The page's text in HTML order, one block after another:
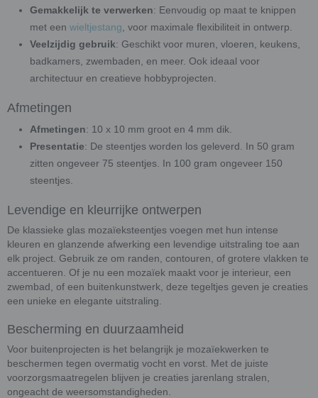
Gemakkelijk te verwerken: Eenvoudig op maat te knippen
met een wieltjestang , voor maximale flexibiliteit in ontwerp.
Veelzijdig gebruik: Geschikt voor muren, vloeren, keukens,
badkamers, zwembaden, en meer. Ook ideaal voor
architectuur en creatieve hobbyprojecten.
Afmetingen
Afmetingen: 10 x 10 mm groot en 4 mm dik.
Presentatie: De steentjes worden los geleverd. In 50 gram
zitten ongeveer 75 steentjes. In 100 gram ongeveer 150
steentjes.
Levendige en kleurrijke ontwerpen
De klassieke glas mozaïeksteentjes voegen met hun intense
kleuren en glanzende afwerking een levendige uitstraling toe aan
elk project. Gebruik ze om randen, contouren, of grotere vlakken te
accentueren. Of je nu een mozaïek maakt voor je interieur, een
zwembad, of een buitenkunstwerk, deze tegeltjes geven je creaties
een unieke en elegante uitstraling.
Bescherming en duurzaamheid
Voor buitenprojecten is het belangrijk je mozaïekwerken te
beschermen tegen overmatig vocht en vorst. Met de juiste
voorzorgsmaatregelen blijven je creaties jarenlang stralen,
ongeacht de weersomstandigheden.